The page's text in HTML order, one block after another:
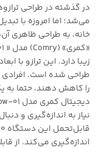
در گذشته در طراحی
می‌شد؛ اما امروزه با
خانه، به طراحی ظاهری
طراحی شده است. افرادی
را کاهش دهند، حتما به
نیاز به اندازه‌گیری و
اندازه‌گیری می‌کند. از